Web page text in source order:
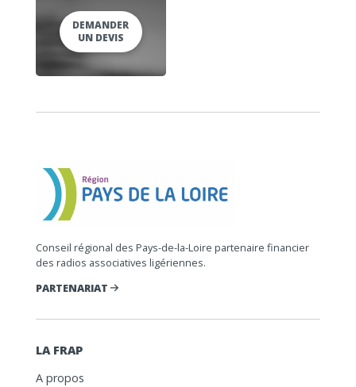
DEMANDER
UN DEVIS
Conseil régional des Pays-de-la-Loire partenaire financier
des radios associatives ligériennes.
PARTENARIAT
LA FRAP
A propos